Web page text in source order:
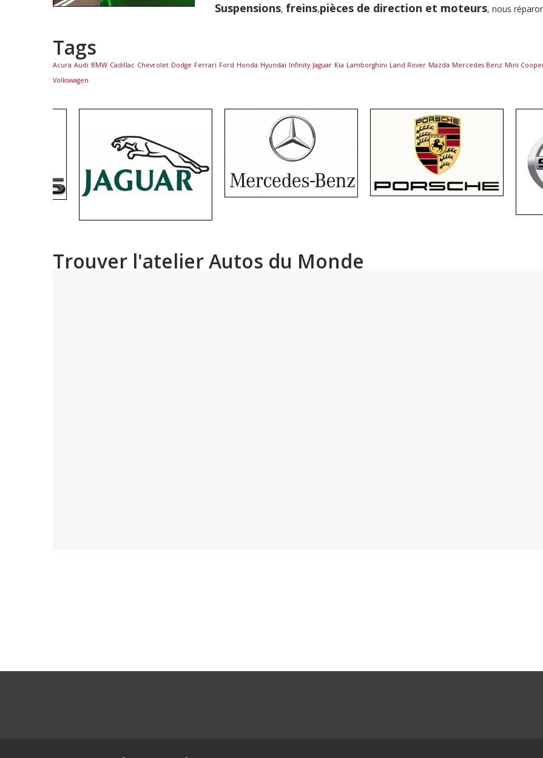
Suspensions, freins,pièces de direction et moteurs, nous
Tags
Acura Audi BMW Cadillac Chevrolet Dodge Ferrari Ford Honda Hyundai Infinity Jaguar Kia Lamborghini Land Rover Mazda Mercedes Benz Mini
Volkswagen
Trouver l'atelier Autos du Monde